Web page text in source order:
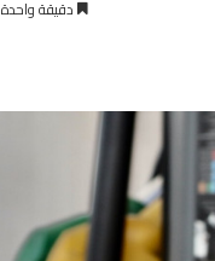
دقيقة واحدة